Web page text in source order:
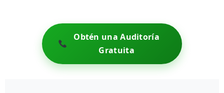
Obtén una Auditoría
Gratuita